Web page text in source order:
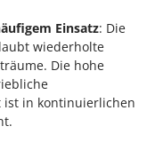
Einsatz: Die
wiederholte
Die hohe
ist in kontinuierlichen